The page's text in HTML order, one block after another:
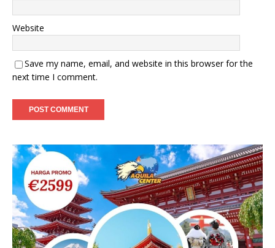
Website
Save my name, email, and website in this browser for the
next time I comment.
t
e
n
a
t
i